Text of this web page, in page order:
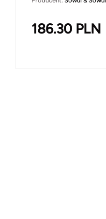
186.30 PLN